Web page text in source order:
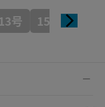
13号 15号